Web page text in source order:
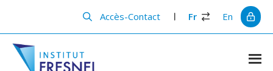
principal
barre
principale
Accès-Contact Fr En